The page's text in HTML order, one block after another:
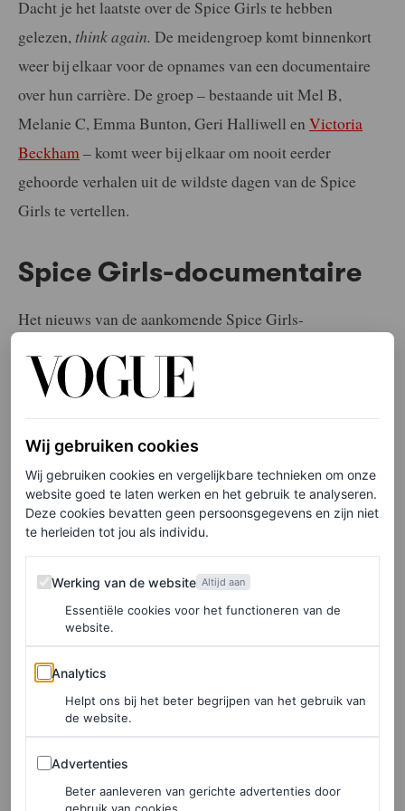
Dacht je het laatste over de Spice Girls te hebben
gelezen, think again. De meidengroep komt binnenkort
weer bij elkaar voor de opnames van een documentaire
over hun carrière. De groep – bestaande uit Mel B,
Melanie C, Emma Bunton, Geri Halliwell en Victoria
Beckham – komt weer bij elkaar om nooit eerder
gehoorde verhalen uit de wildste dagen van de Spice
Girls te vertellen.
Spice Girls-documentaire
Het nieuws van de aankomende Spice Girls-
bekend als Scary Spice. Dat deed ze in een interview in
het Australische tv-programma
documentaire zal naar verluidt het leven van de Spice
voorproefje van het soort verhalen dat in de film te horen
zijn. Zo vertelde ze onder andere hoe haar couplet in hun
schreef de tekst terwijl ze op het toilet zat).
Victoria Beckham doet mee
Het nieuws komt onverwacht, aangezien de groep in
februari dit jaar hun optredens, tournee en zelfs hun film
annuleerde. Dit omdat Covid-19 “hun momentum had
verpest”, vertelde een bron aan
stonden in 2019 (zonder Posh Spice) voor het laatste
Wij gebruiken cookies
Wij gebruiken cookies en vergelijkbare technieken om onze
website goed te laten werken en het gebruik te analyseren.
Deze cookies bevatten geen persoonsgegevens en zijn niet
te herleiden tot jou als individu.
Werking van de website
Werking van de website Altijd aan
Essentiële cookies voor het functioneren van de
website.
Analytics
Analytics
Helpt ons bij het beter begrijpen van het gebruik van
de website.
Advertenties
Advertenties
Beter aanleveren van gerichte advertenties door